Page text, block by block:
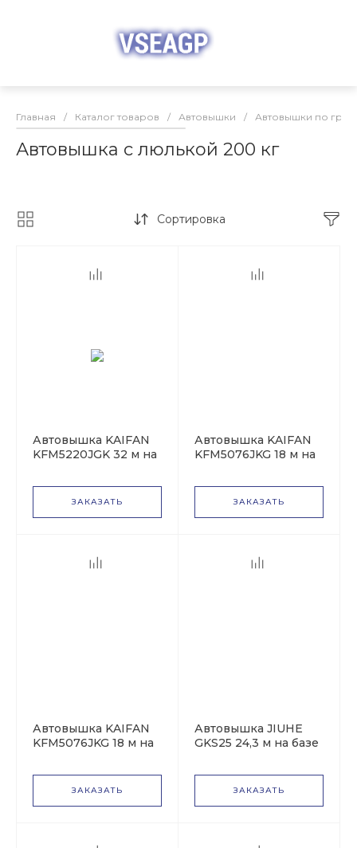
Главная / Каталог товаров / Автовышки / Автовышки по
Автовышка с люлькой 200 кг
Сортировка
Автовышка KAIFAN
KFM5220JGK 32 м на
ЗАКАЗАТЬ
Автовышка KAIFAN
KFM5076JKG 18 м на
ЗАКАЗАТЬ
Автовышка KAIFAN
KFM5076JKG 18 м на
ЗАКАЗАТЬ
Автовышка JIUHE
GKS25 24,3 м на базе
ЗАКАЗАТЬ